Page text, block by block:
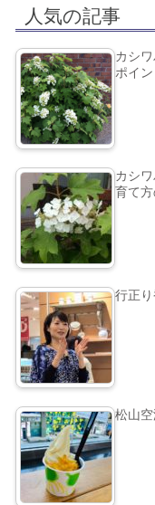
人気の記事
カシ
ポイン
カシ
育て
行正
松山